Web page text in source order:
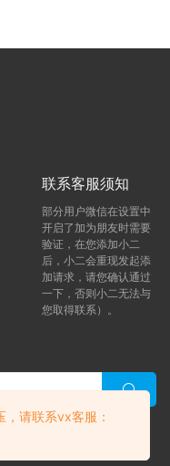
联系客服须知
部分用户微信在设置中
开启了加为朋友时需要
验证，在您添加小二
后，小二会重现发起添
加请求，请您确认通过
一下，否则小二无法与
您取得联系）。
请联系vx客服：
升级了 年熊vip